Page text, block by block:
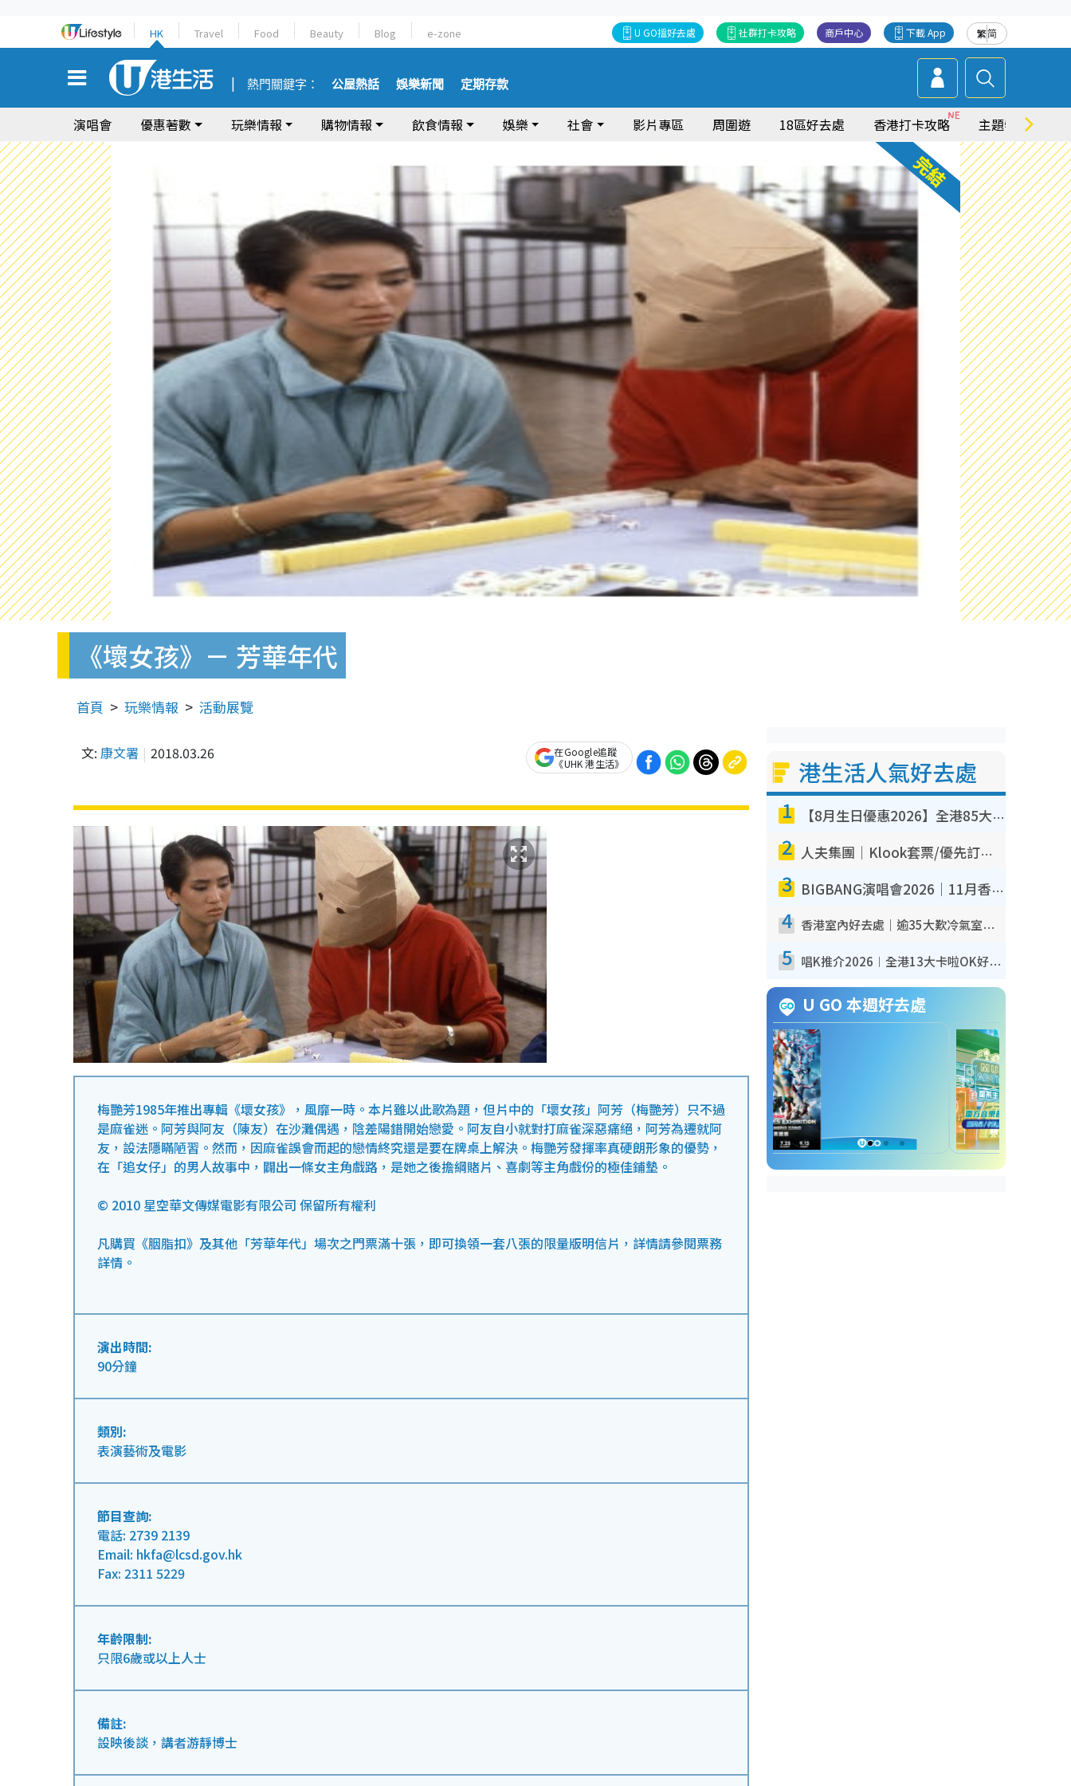
HK Travel Food Beauty Blog e-zone 繁简
下載 App
商戶中心
社群打卡攻略
U GO搵好去處
熱門關鍵字： 公屋熱話 娛樂新聞 定期存款
演唱會 優惠著數 玩樂情報 購物情報 飲食情報 娛樂 社會 影片專區 周圍遊 18區好去處 香港打卡攻略 主題特集
《壞女孩》－ 芳華年代
首頁 玩樂情報 活動展覽
文: 康文署 2018.03.26
在Google追蹤
《UHK 港生活》
梅艷芳1985年推出專輯《壞女孩》，風靡一時。本片雖以此歌為題，但片中的「壞女孩」阿芳（梅艷芳）只不過
是麻雀迷。阿芳與阿友（陳友）在沙灘偶遇，陰差陽錯開始戀愛。阿友自小就對打麻雀深惡痛絕，阿芳為遷就阿
友，設法隱瞞陋習。然而，因麻雀誤會而起的戀情終究還是要在牌桌上解決。梅艷芳發揮率真硬朗形象的優勢，
在「追女仔」的男人故事中，闢出一條女主角戲路，是她之後擔綱賭片、喜劇等主角戲份的極佳鋪墊。
© 2010 星空華文傳媒電影有限公司 保留所有權利
凡購買《胭脂扣》及其他「芳華年代」場次之門票滿十張，即可換領一套八張的限量版明信片，詳情請參閱票務
詳情。
演出時間:
90分鐘
類別:
表演藝術及電影
節目查詢:
電話: 2739 2139
Email: hkfa@lcsd.gov.hk
Fax: 2311 5229
年齡限制:
只限6歲或以上人士
備註:
設映後談，講者游靜博士
港生活人氣好去處
1 【8月生日優惠2026】全港85大食買玩著數攻略 自助餐/火鍋放題同行免費＋誠品/DONKI送現金券
2 人夫集團｜Klook套票/優先訂票/公開發售搶飛攻略！附票價.購票連結.場地座位表
3 BIGBANG演唱會2026｜11月香港啟德開3場！實名制VIP申請、優先購票攻略
4 香港室內好去處｜逾35大歎冷氣室內好去處推介 室內活動免費避雨無懼落雨
5 唱K推介2026︱全港13大卡啦OK好去處！最平$36起 日文K都有！(附地址+收費詳情)
U GO 本週好去處